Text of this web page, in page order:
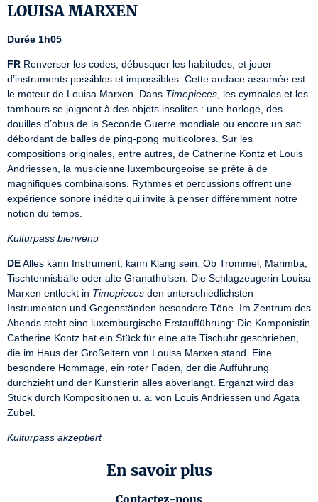
LOUISA MARXEN
Durée 1h05
FR Renverser les codes, débusquer les habitudes, et jouer
d’instruments possibles et impossibles. Cette audace assumée est
le moteur de Louisa Marxen. Dans Timepieces , les cymbales et les
tambours se joignent à des objets insolites : une horloge, des
douilles d’obus de la Seconde Guerre mondiale ou encore un sac
débordant de balles de ping-pong multicolores. Sur les
compositions originales, entre autres, de Catherine Kontz et Louis
Andriessen, la musicienne luxembourgeoise se prête à de
magnifiques combinaisons. Rythmes et percussions offrent une
expérience sonore inédite qui invite à penser différemment notre
notion du temps.
Kulturpass bienvenu
DE Alles kann Instrument, kann Klang sein. Ob Trommel, Marimba,
Tischtennisbälle oder alte Granathülsen: Die Schlagzeugerin Louisa
Marxen entlockt in Timepieces den unterschiedlichsten
Instrumenten und Gegenständen besondere Töne. Im Zentrum des
Abends steht eine luxemburgische Erstaufführung: Die Komponistin
Catherine Kontz hat ein Stück für eine alte Tischuhr geschrieben,
die im Haus der Großeltern von Louisa Marxen stand. Eine
besondere Hommage, ein roter Faden, der die Aufführung
durchzieht und der Künstlerin alles abverlangt. Ergänzt wird das
Stück durch Kompositionen u. a. von Louis Andriessen und Agata
Zubel.
Kulturpass akzeptiert
En savoir plus